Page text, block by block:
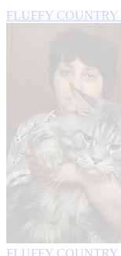
FLUFFY COUNTRY
FLUFFY COUNTRY